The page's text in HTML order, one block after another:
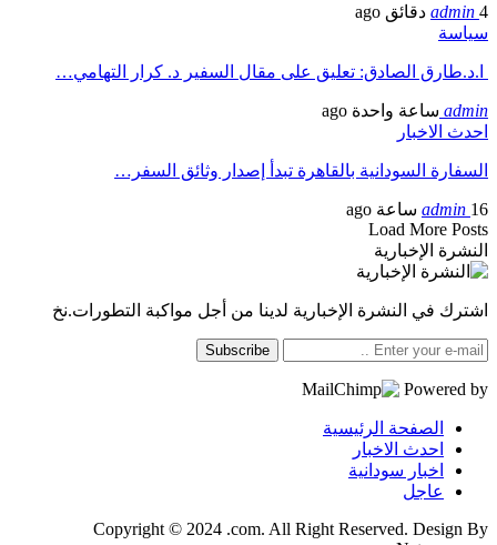
admin 4 دقائق ago
سياسة
ا.د.طارق الصادق: تعليق على مقال السفير د. كرار التهامي…
admin ساعة واحدة ago
احدث الاخبار
السفارة السودانية بالقاهرة تبدأ إصدار وثائق السفر…
admin 16 ساعة ago
Load More Posts
النشرة الإخبارية
اشترك في النشرة الإخبارية لدينا من أجل مواكبة التطورات.نخ
Subscribe
Powered by
الصفحة الرئيسية
احدث الاخبار
اخبار سودانية
عاجل
Copyright © 2024 .com. All Right Reserved. Design By